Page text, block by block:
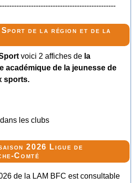
Sport de la région et de la
voici 2 affiches dela
académique de la jeunesse de
sports.
les clubs
2026 Ligue de
Comté
de la LAM BFC est consultable